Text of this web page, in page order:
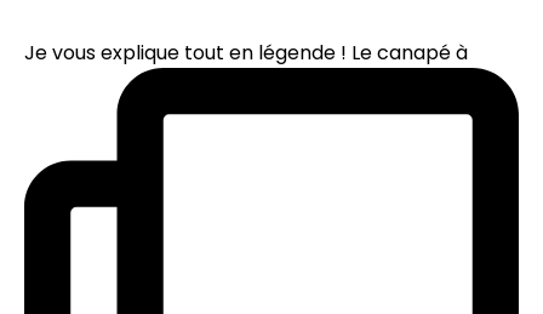
Je vous explique tout en légende ! Le canapé à